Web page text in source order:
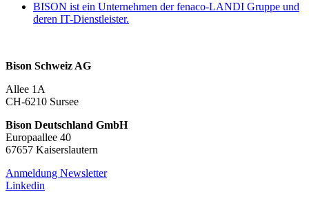
BISON ist ein Unternehmen der fenaco-LANDI Gruppe und
deren IT-Dienstleister.
Bison Schweiz AG
Allee 1A
CH-6210 Sursee
Bison Deutschland GmbH
Europaallee 40
67657 Kaiserslautern
Anmeldung Newsletter
Linkedin